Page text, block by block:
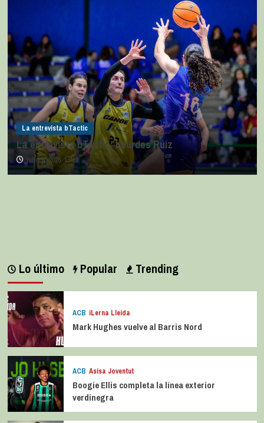
Lo último Popular Trending
ACB iLerna Lleida
Mark Hughes vuelve al Barris Nord
ACB Asisa Joventut
Boogie Ellis completa la línea exterior
verdinegra